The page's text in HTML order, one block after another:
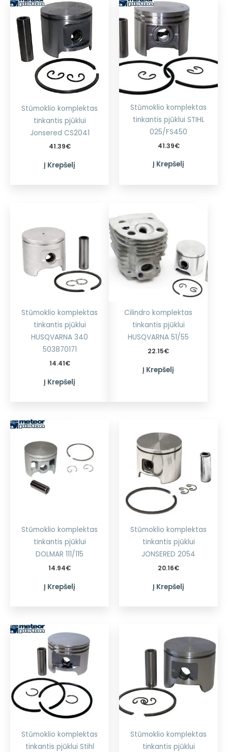
Stūmoklio komplektas
tinkantis pjūklui
Jonsered CS2041
41.39€
Į Krepšelį
Stūmoklio komplektas
tinkantis pjūklui STIHL
025/FS450
41.39€
Į Krepšelį
Stūmoklio komplektas
tinkantis pjūklui
HUSQVARNA 340
503870171
14.41€
Į Krepšelį
Cilindro komplektas
tinkantis pjūklui
HUSQVARNA 51/55
22.15€
Į Krepšelį
Stūmoklio komplektas
tinkantis pjūklui
DOLMAR 111/115
14.94€
Į Krepšelį
Stūmoklio komplektas
tinkantis pjūklui
JONSERED 2054
20.16€
Į Krepšelį
Stūmoklio komplektas
tinkantis pjūklui Stihl
Stūmoklio komplektas
tinkantis pjūklui